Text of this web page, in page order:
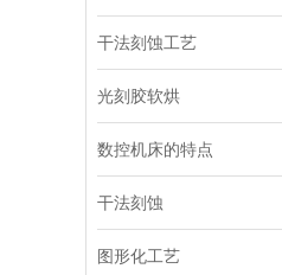
干法刻蚀工艺
光刻胶软烘
数控机床的特点
干法刻蚀
图形化工艺